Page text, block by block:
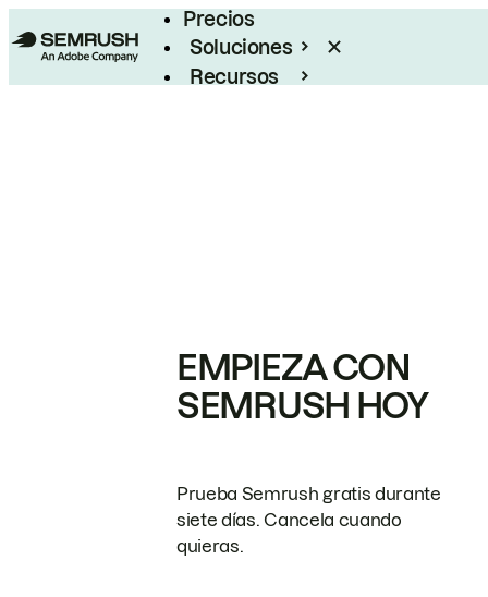
Precios
Soluciones
Recursos
EMPIEZA CON
SEMRUSH HOY
Prueba Semrush gratis durante
siete días. Cancela cuando
quieras.